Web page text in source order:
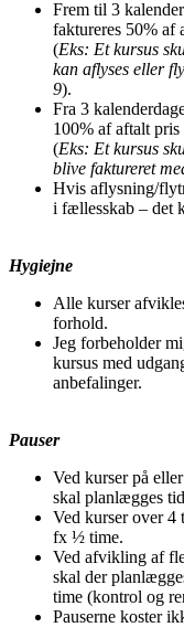
Frem til 3
faktureres 50% af
(Eks: Et kursus
kan aflyses eller
9).
Fra 3
100% af aftalt pris
(Eks: Et kursus
blive faktureret
Hvis aflysning/
i fællesskab – det
Hygiejne
Alle kurser
forhold.
Jeg forbeholder
kursus med
anbefalinger.
Pauser
Ved kurser på
skal planlægges
Ved kurser over 4
fx ½ time.
Ved afvikling af
skal der
time (kontrol og
Pauserne koster